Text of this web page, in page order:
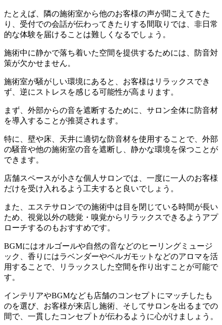
たとえば、隣の施術室から他のお客様の声が聞こえてきた
り、受付での会話が伝わってきたりする間取りでは、非日常
的な体験を届けることは難しくなるでしょう。
施術中に静かで落ち着いた空間を提供するためには、防音対
策が欠かせません。
施術室が騒がしい環境にあると、お客様はリラックスでき
ず、逆にストレスを感じる可能性が高まります。
まず、外部からの音を遮断するために、サロン全体に防音材
を導入することが推奨されます。
特に、壁や床、天井に適切な防音材を使用することで、外部
の騒音や他の施術室の音を遮断し、静かな環境を保つことが
できます。
店舗スペースが小さな個人サロンでは、一度に一人のお客様
だけを受け入れるよう工夫すると良いでしょう。
また、エステサロンでの施術中は目を閉じている時間が長い
ため、視覚以外の聴覚・嗅覚からリラックスできるようアプ
ローチするのもおすすめです。
BGMにはオルゴールや自然の音などのヒーリングミュージ
ック、香りにはラベンダーやベルガモットなどのアロマを活
用することで、リラックスした空間を作り出すことが可能で
す。
インテリアやBGMなども店舗のコンセプトにマッチしたも
のを選び、お客様が来店し施術、そしてサロンを出るまでの
間で、一貫したコンセプトが伝わるように心がけましょう。